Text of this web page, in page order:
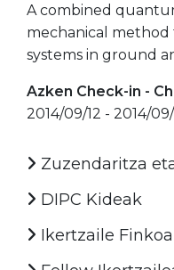
A combined
mechanical method
systems in ground
Azken Check-in -
2014/09/12 - 2014/09/
Zuzendaritza
DIPC Kideak
Ikertzaile